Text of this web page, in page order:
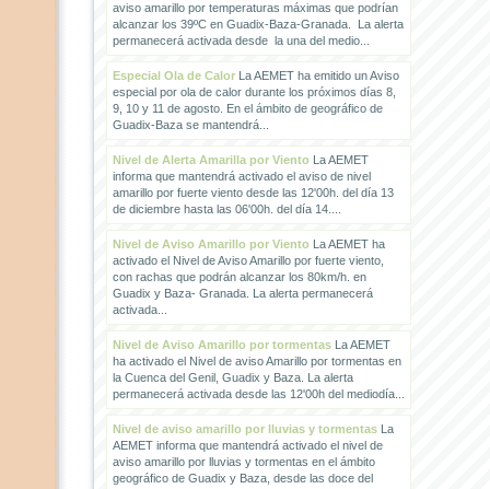
aviso amarillo por temperaturas máximas que podrían
alcanzar los 39ºC en Guadix-Baza-Granada. La alerta
permanecerá activada desde la una del medio...
Especial Ola de CalorLa AEMET ha emitido un Aviso
especial por ola de calor durante los próximos días 8,
9, 10 y 11 de agosto. En el ámbito de geográfico de
Guadix-Baza se mantendrá...
Nivel de Alerta Amarilla por VientoLa AEMET
informa que mantendrá activado el aviso de nivel
amarillo por fuerte viento desde las 12'00h. del día 13
de diciembre hasta las 06'00h. del día 14....
Nivel de Aviso Amarillo por VientoLa AEMET ha
activado el Nivel de Aviso Amarillo por fuerte viento,
con rachas que podrán alcanzar los 80km/h. en
Guadix y Baza- Granada. La alerta permanecerá
activada...
Nivel de Aviso Amarillo por tormentasLa AEMET
ha activado el Nivel de aviso Amarillo por tormentas en
la Cuenca del Genil, Guadix y Baza. La alerta
permanecerá activada desde las 12'00h del mediodía...
Nivel de aviso amarillo por lluvias y tormentasLa
AEMET informa que mantendrá activado el nivel de
aviso amarillo por lluvias y tormentas en el ámbito
geográfico de Guadix y Baza, desde las doce del